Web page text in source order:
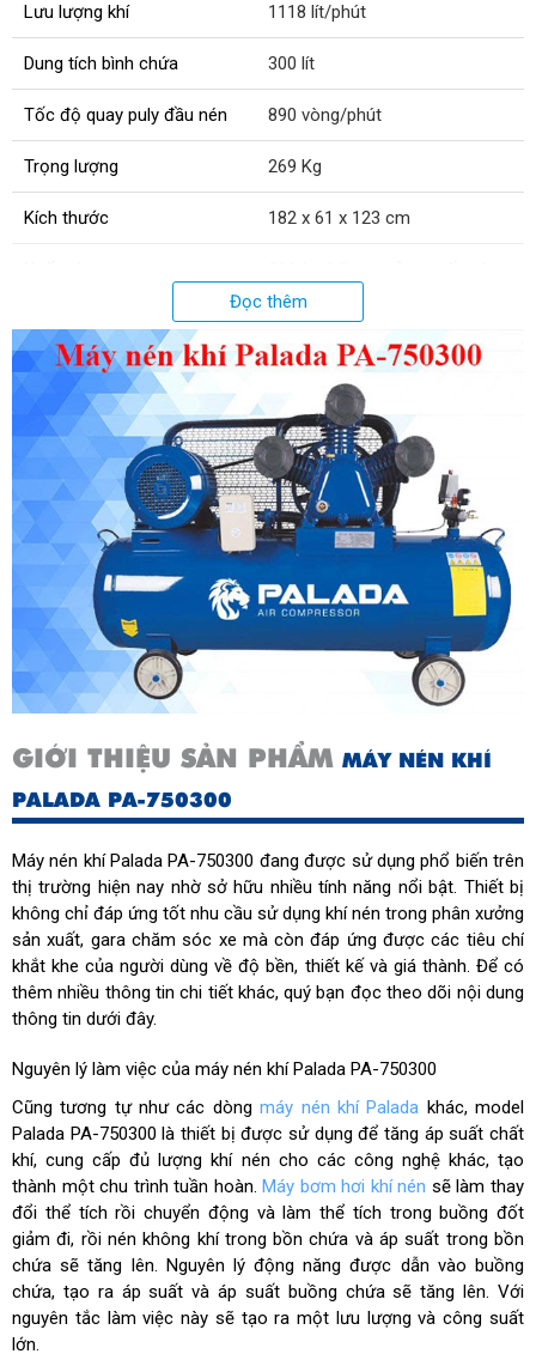
Lưu lượng khí 1118 lít/phút
Dung tích bình chứa 300 lít
Tốc độ quay puly đầu nén 890 vòng/phút
Trọng lượng 269 Kg
Kích thước 182 x 61 x 123 cm
công nghệ Châu Âu
Đọc thêm
GIỚI THIỆU SẢN PHẨM MÁY NÉN KHÍ
PALADA PA-750300
Máy nén khí Palada PA-750300 đang được sử dụng phổ biến trên
thị trường hiện nay nhờ sở hữu nhiều tính năng nổi bật. Thiết bị
không chỉ đáp ứng tốt nhu cầu sử dụng khí nén trong phân xưởng
sản xuất, gara chăm sóc xe mà còn đáp ứng được các tiêu chí
khắt khe của người dùng về độ bền, thiết kế và giá thành. Để có
thêm nhiều thông tin chi tiết khác, quý bạn đọc theo dõi nội dung
thông tin dưới đây.
Nguyên lý làm việc của máy nén khí Palada PA-750300
Cũng tương tự như các dòngmáy nén khí Palada khác, model
Palada PA-750300 là thiết bị được sử dụng để tăng áp suất chất
khí, cung cấp đủ lượng khí nén cho các công nghệ khác, tạo
thành một chu trình tuần hoàn.Máy bơm hơi khí nén sẽ làm thay
đổi thể tích rồi chuyển động và làm thể tích trong buồng đốt
giảm đi, rồi nén không khí trong bồn chứa và áp suất trong bồn
chứa sẽ tăng lên. Nguyên lý động năng được dẫn vào buồng
chứa, tạo ra áp suất và áp suất buồng chứa sẽ tăng lên. Với
nguyên tắc làm việc này sẽ tạo ra một lưu lượng và công suất
lớn.